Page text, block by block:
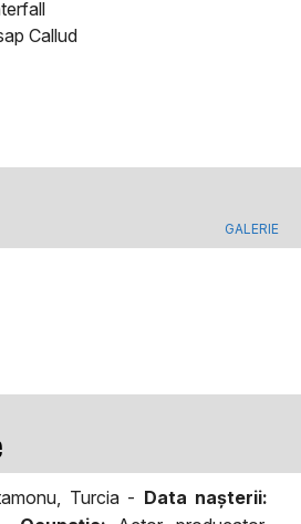
Callud
GALERIE
Turcia - Data naşterii: